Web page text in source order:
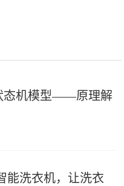
态机模型——原理解
能洗衣机，让洗衣